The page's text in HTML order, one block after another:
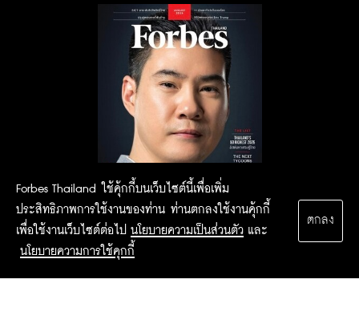
Forbes Thailand ใช้คุ้กกี้บนเว็บไซต์นี้เพื่อเพิ่ม
ประสิทธิภาพการใช้งานของท่าน ท่านตกลงใช้งานคุ้กกี้
เพื่อใช้งานเว็บไซต์ต่อไป นโยบายความเป็นส่วนตัว และ
นโยบายความการใช้คุกกี้
ตกลง
2015 Forbesthailand.com ALL RIGHTS RESERVED